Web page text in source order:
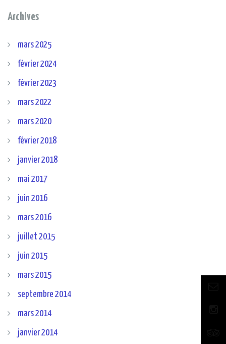
Archives
mars 2025
février 2024
février 2023
mars 2022
mars 2020
février 2018
janvier 2018
mai 2017
juin 2016
mars 2016
juillet 2015
juin 2015
mars 2015
septembre 2014
mars 2014
janvier 2014